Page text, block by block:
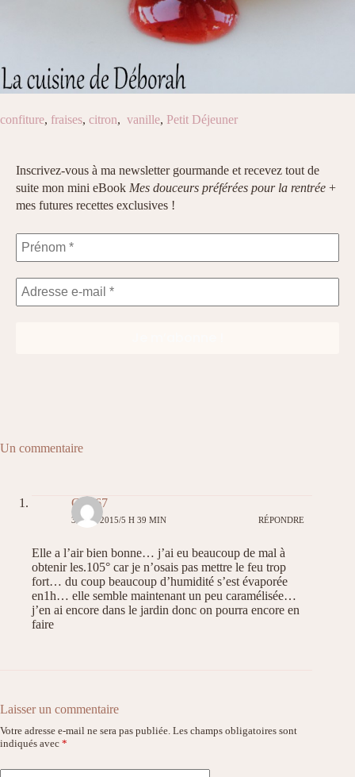
confiture, fraises, citron, vanille, Petit Déjeuner
Inscrivez-vous à ma newsletter gourmande et recevez tout de
suite mon mini eBook Mes douceurs préférées pour la rentrée +
mes futures recettes exclusives !
Un commentaire
Gael67
3 JUIN 2015/5 H 39 MIN RÉPONDRE
Elle a l’air bien bonne… j’ai eu beaucoup de mal à
obtenir les.105° car je n’osais pas mettre le feu trop
fort… du coup beaucoup d’humidité s’est évaporée
en1h… elle semble maintenant un peu caramélisée…
j’en ai encore dans le jardin donc on pourra encore en
faire
Laisser un commentaire
Votre adresse e-mail ne sera pas publiée. Les champs obligatoires sont
indiqués avec *